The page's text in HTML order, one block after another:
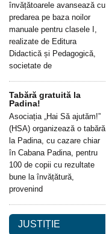
învățătoarele avansează cu
predarea pe baza noilor
manuale pentru clasele I,
realizate de Editura
Didactică și Pedagogică,
societate de
Tabără gratuită la
Padina!
Asociația „Hai Să ajutăm!”
(HSA) organizează o tabără
la Padina, cu cazare chiar
în Cabana Padina, pentru
100 de copii cu rezultate
bune la învățătură,
provenind
JUSTIȚIE